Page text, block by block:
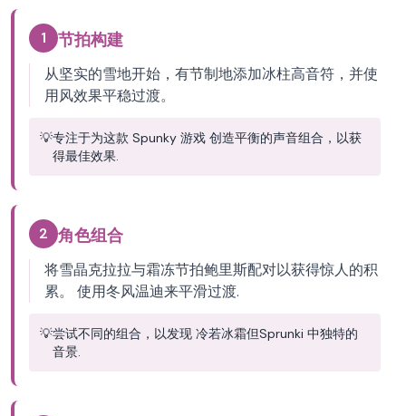
1 节拍构建
从坚实的雪地开始，有节制地添加冰柱高音符，并使
用风效果平稳过渡。
💡专注于为这款 Spunky 游戏 创造平衡的声音组合，以获
得最佳效果.
2 角色组合
将雪晶克拉拉与霜冻节拍鲍里斯配对以获得惊人的积
累。 使用冬风温迪来平滑过渡.
💡尝试不同的组合，以发现 冷若冰霜但Sprunki 中独特的
音景.